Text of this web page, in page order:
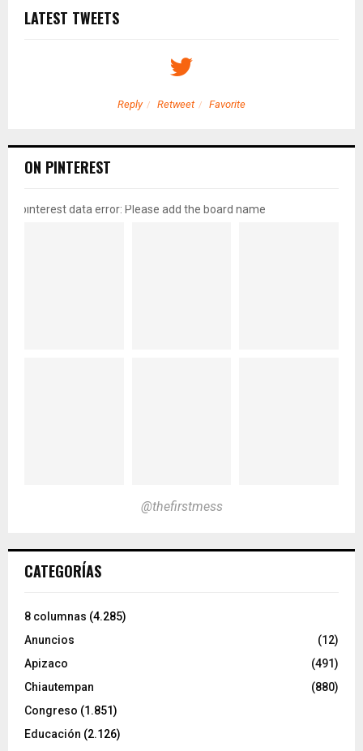
LATEST TWEETS
Reply Retweet Favorite
ON PINTEREST
pinterest data error: Please add the board name
@thefirstmess
CATEGORÍAS
8 columnas (4.285)
Anuncios
(12)
Apizaco
(491)
Chiautempan
(880)
Congreso (1.851)
Educación (2.126)